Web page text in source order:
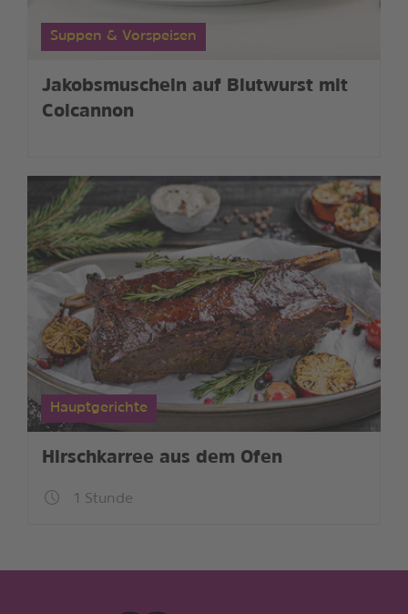
Suppen & Vorspeisen
Jakobsmuscheln auf Blutwurst mit
Colcannon
Hauptgerichte
Hirschkarree aus dem Ofen
1 Stunde